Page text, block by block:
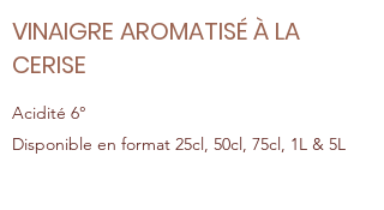
VINAIGRE AROMATISÉ À LA
CERISE
Acidité 6°
Disponible en format 25cl, 50cl, 75cl, 1L & 5L